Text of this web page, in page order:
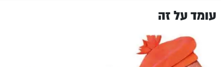
עומד על זה